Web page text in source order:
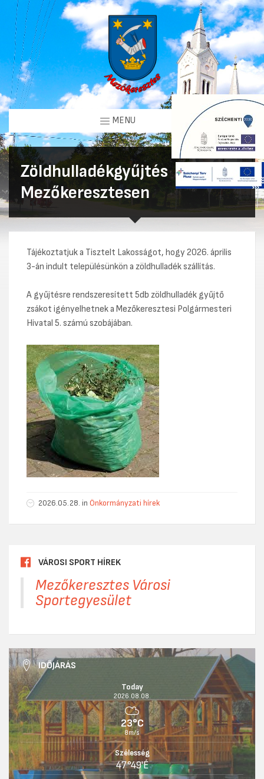
MENU
Zöldhulladékgyűjtés
Mezőkeresztesen
Tájékoztatjuk a Tisztelt Lakosságot, hogy 2026. április
3-án indult településünkön a zöldhulladék szállítás.
A gyűjtésre rendszeresített 5db zöldhulladék gyűjtő
zsákot igényelhetnek a Mezőkeresztesi Polgármesteri
Hivatal 5. számú szobájában.
2026.05.28. in Önkormányzati hírek
VÁROSI SPORT HÍREK
Mezőkeresztes Városi
Sportegyesület
IDŐJÁRÁS
Today
2026.08.08.
23°C
8m/s
Szélesség
47°49'É